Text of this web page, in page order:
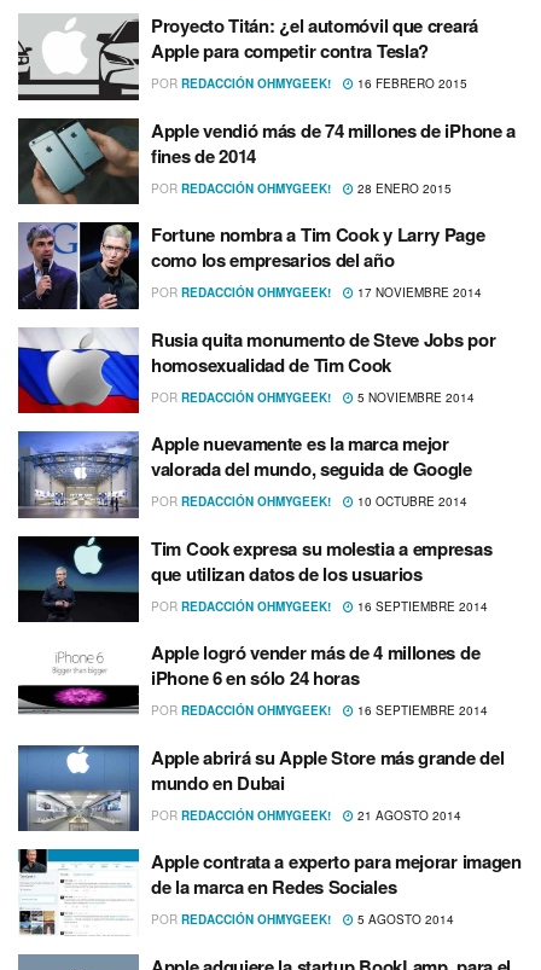
Proyecto Titán: ¿el automóvil que creará
Apple para competir contra Tesla?
POR REDACCIÓN OHMYGEEK! 16 FEBRERO 2015
Apple vendió más de 74 millones de iPhone a
fines de 2014
POR REDACCIÓN OHMYGEEK! 28 ENERO 2015
Fortune nombra a Tim Cook y Larry Page
como los empresarios del año
POR REDACCIÓN OHMYGEEK! 17 NOVIEMBRE 2014
Rusia quita monumento de Steve Jobs por
homosexualidad de Tim Cook
POR REDACCIÓN OHMYGEEK! 5 NOVIEMBRE 2014
Apple nuevamente es la marca mejor
valorada del mundo, seguida de Google
POR REDACCIÓN OHMYGEEK! 10 OCTUBRE 2014
Tim Cook expresa su molestia a empresas
que utilizan datos de los usuarios
POR REDACCIÓN OHMYGEEK! 16 SEPTIEMBRE 2014
Apple logró vender más de 4 millones de
iPhone 6 en sólo 24 horas
POR REDACCIÓN OHMYGEEK! 16 SEPTIEMBRE 2014
Apple abrirá su Apple Store más grande del
mundo en Dubai
POR REDACCIÓN OHMYGEEK! 21 AGOSTO 2014
Apple contrata a experto para mejorar imagen
de la marca en Redes Sociales
POR REDACCIÓN OHMYGEEK! 5 AGOSTO 2014